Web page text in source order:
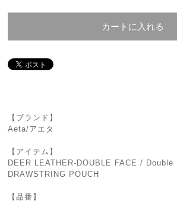
カートに入れる
【ブランド】
Aeta/アエタ
【アイテム】
DEER LEATHER-DOUBLE FACE / Double
DRAWSTRING POUCH
【品番】